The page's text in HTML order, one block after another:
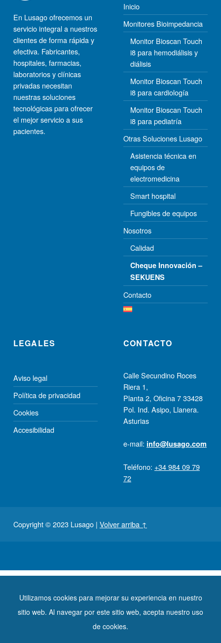
En Lusago ofrecemos un
servicio integral a nuestros
clientes de forma rápida y
efectiva. Fabricantes,
hospitales, farmacias,
laboratorios y clínicas
privadas necesitan
nuestras soluciones
tecnológicas para ofrecer
el mejor servicio a sus
pacientes.
Inicio
Monitores Bioimpedancia
Monitor Bioscan Touch
i8 para hemodiálisis y
diálisis
Monitor Bioscan Touch
i8 para cardiología
Monitor Bioscan Touch
i8 para pediatría
Otras Soluciones Lusago
Asistencia técnica en
equipos de
electromedicina
Smart hospital
Fungibles de equipos
Nosotros
Calidad
Cheque Innovación –
SEKUENS
Contacto
LEGALES
Aviso legal
Política de privacidad
Cookies
Accesibilidad
CONTACTO
Calle Secundino Roces
Riera 1,
Planta 2, Oﬁcina 7 33428
Pol. Ind. Asipo, Llanera.
Asturias
e-mail: info@lusago.com
Teléfono: +34 984 09 79
72
Copyright © 2023 Lusago | Volver arriba ↑
Utilizamos cookies para mejorar su experiencia en nuestro
sitio web. Al navegar por este sitio web, acepta nuestro uso
de cookies.